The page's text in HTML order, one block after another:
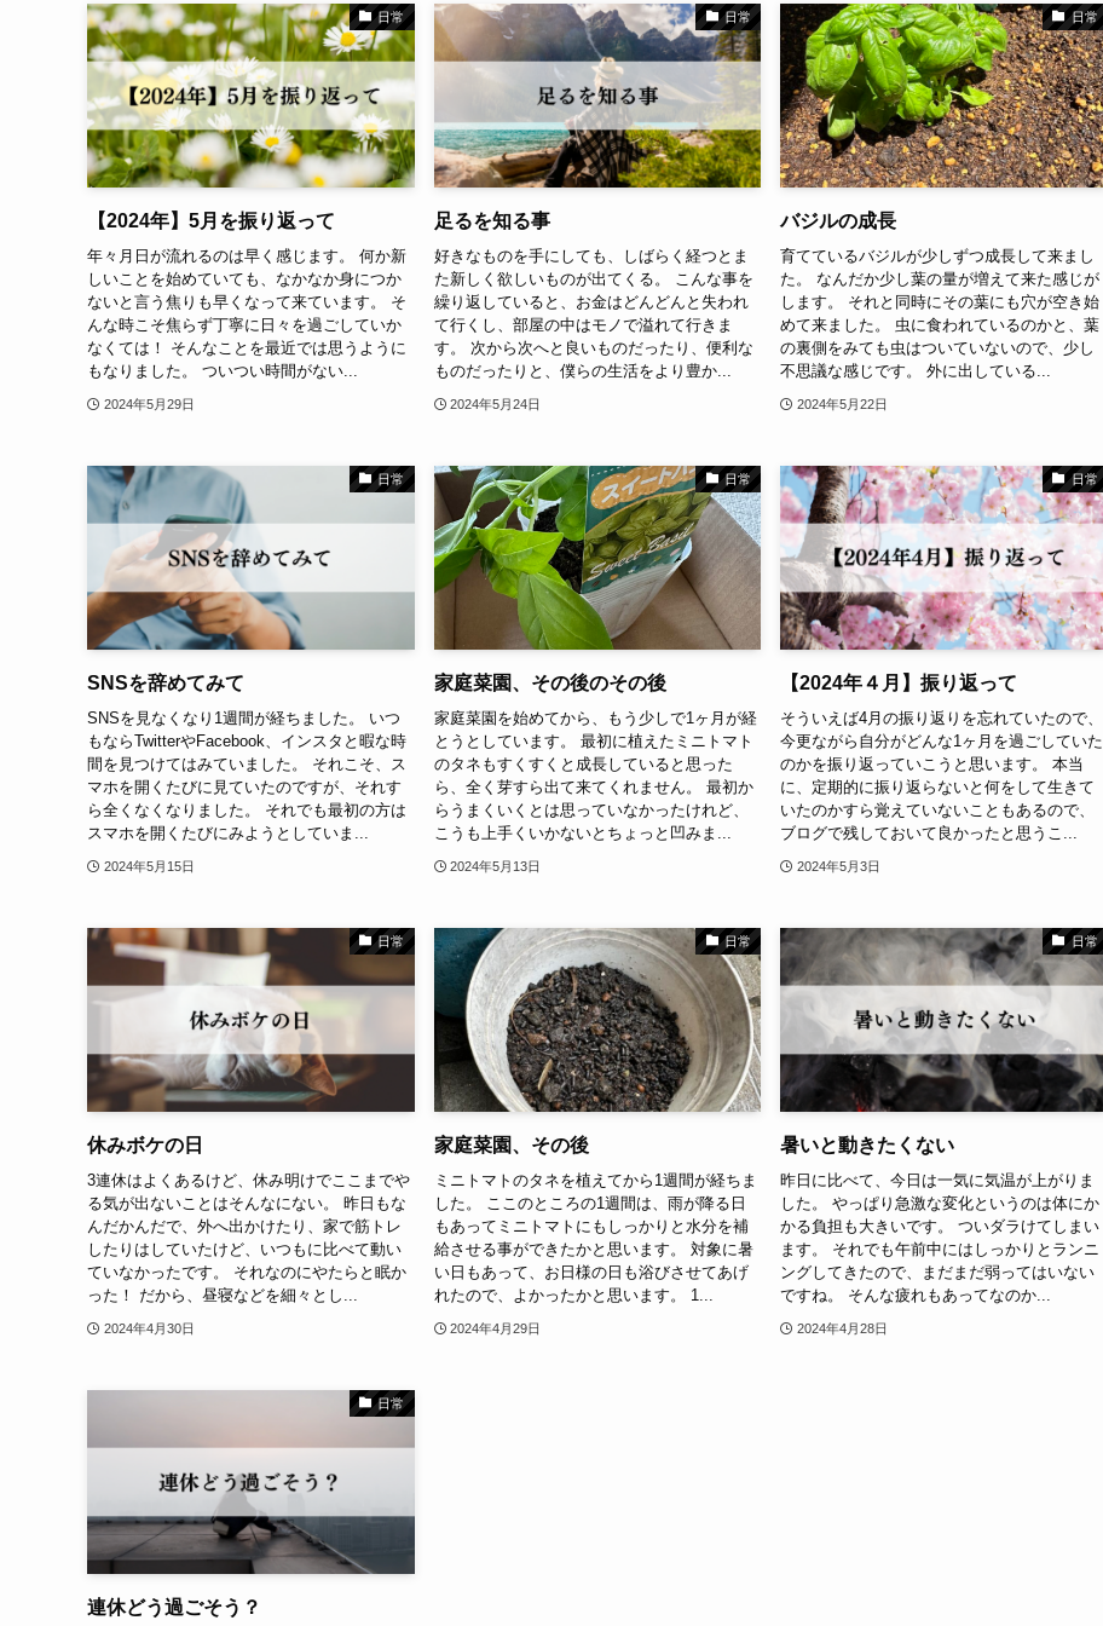
日常
【2024年】5月を振り返って
年々月日が流れるのは早く感じます。 何か新
しいことを始めていても、なかなか身につか
ないと言う焦りも早くなって来ています。 そ
んな時こそ焦らず丁寧に日々を過ごしていか
なくては！ そんなことを最近では思うように
もなりました。 ついつい時間がない...
2024年5月29日
日常
足るを知る事
好きなものを手にしても、しばらく経つとま
た新しく欲しいものが出てくる。 こんな事を
繰り返していると、お金はどんどんと失われ
て行くし、部屋の中はモノで溢れて行きま
す。 次から次へと良いものだったり、便利な
ものだったりと、僕らの生活をより豊か...
2024年5月24日
日常
バジルの成長
育てているバジルが少しずつ成長して来まし
た。 なんだか少し葉の量が増えて来た感じが
します。 それと同時にその葉にも穴が空き始
めて来ました。 虫に食われているのかと、葉
の裏側をみても虫はついていないので、少し
不思議な感じです。 外に出している...
2024年5月22日
日常
SNSを辞めてみて
SNSを見なくなり1週間が経ちました。 いつ
もならTwitterやFacebook、インスタと暇な時
間を見つけてはみていました。 それこそ、ス
マホを開くたびに見ていたのですが、それす
ら全くなくなりました。 それでも最初の方は
スマホを開くたびにみようとしていま...
2024年5月15日
日常
家庭菜園、その後のその後
家庭菜園を始めてから、もう少しで1ヶ月が経
とうとしています。 最初に植えたミニトマト
のタネもすくすくと成長していると思った
ら、全く芽すら出て来てくれません。 最初か
らうまくいくとは思っていなかったけれど、
こうも上手くいかないとちょっと凹みま...
2024年5月13日
日常
【2024年４月】振り返って
そういえば4月の振り返りを忘れていたので、
今更ながら自分がどんな1ヶ月を過ごしていた
のかを振り返っていこうと思います。 本当
に、定期的に振り返らないと何をして生きて
いたのかすら覚えていないこともあるので、
ブログで残しておいて良かったと思うこ...
2024年5月3日
日常
休みボケの日
3連休はよくあるけど、休み明けでここまでや
る気が出ないことはそんなにない。 昨日もな
んだかんだで、外へ出かけたり、家で筋トレ
したりはしていたけど、いつもに比べて動い
ていなかったです。 それなのにやたらと眠か
った！ だから、昼寝などを細々とし...
2024年4月30日
日常
家庭菜園、その後
ミニトマトのタネを植えてから1週間が経ちま
した。 ここのところの1週間は、雨が降る日
もあってミニトマトにもしっかりと水分を補
給させる事ができたかと思います。 対象に暑
い日もあって、お日様の日も浴びさせてあげ
れたので、よかったかと思います。 1...
2024年4月29日
日常
暑いと動きたくない
昨日に比べて、今日は一気に気温が上がりま
した。 やっぱり急激な変化というのは体にか
かる負担も大きいです。 ついダラけてしまい
ます。 それでも午前中にはしっかりとランニ
ングしてきたので、まだまだ弱ってはいない
ですね。 そんな疲れもあってなのか...
2024年4月28日
日常
連休どう過ごそう？